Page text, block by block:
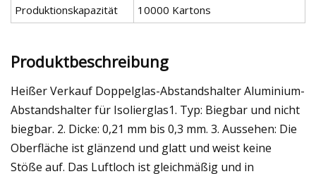
Produktionskapazität
10000 Kartons
Produktbeschreibung
Heißer Verkauf Doppelglas-Abstandshalter Aluminium-
Abstandshalter für Isolierglas1. Typ: Biegbar und nicht
biegbar. 2. Dicke: 0,21 mm bis 0,3 mm. 3. Aussehen: Die
Oberfläche ist glänzend und glatt und weist keine
Stöße auf. Das Luftloch ist gleichmäßig und in